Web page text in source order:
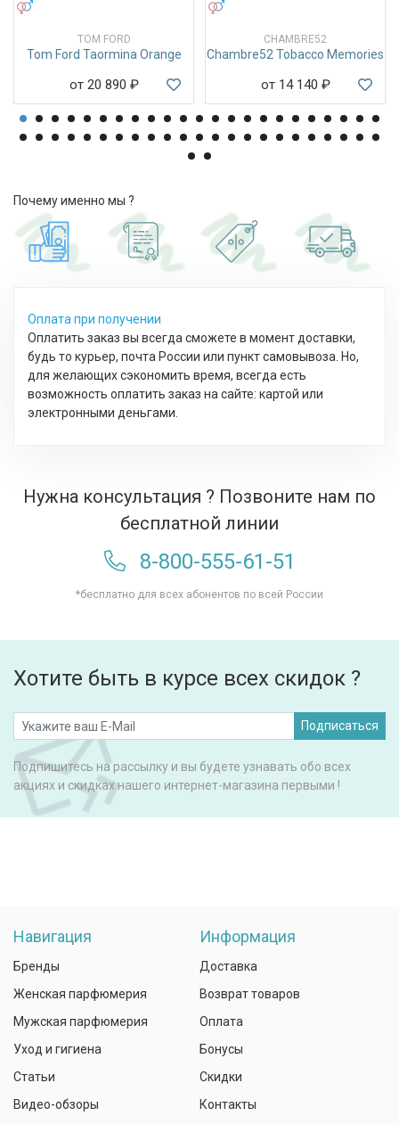
TOM FORD
Tom Ford Taormina Orange
от 20 890 ₽
CHAMBRE52
Chambre52 Tobacco Memories
от 14 140 ₽
Почему именно мы ?
Оплата при получении
Оплатить заказ вы всегда сможете в момент доставки,
будь то курьер, почта России или пункт самовывоза. Но,
для желающих сэкономить время, всегда есть
возможность оплатить заказ на сайте: картой или
электронными деньгами.
Нужна консультация ? Позвоните нам по
бесплатной линии
8-800-555-61-51
*бесплатно для всех абонентов по всей России
Хотите быть в курсе всех скидок ?
Подписаться
Подпишитесь на рассылку и вы будете узнавать обо всех
акциях и скидках нашего интернет-магазина первыми !
Навигация
Бренды
Женская парфюмерия
Мужская парфюмерия
Уход и гигиена
Статьи
Видео-обзоры
Информация
Доставка
Возврат товаров
Оплата
Бонусы
Скидки
Контакты